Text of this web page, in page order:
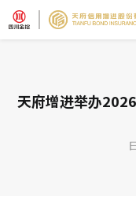
天府增进举办